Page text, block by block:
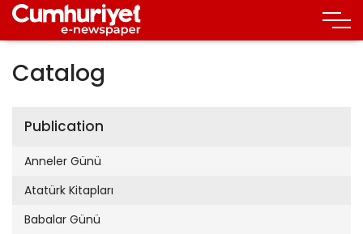
Catalog
Publication
Anneler Günü
Atatürk Kitapları
Babalar Günü